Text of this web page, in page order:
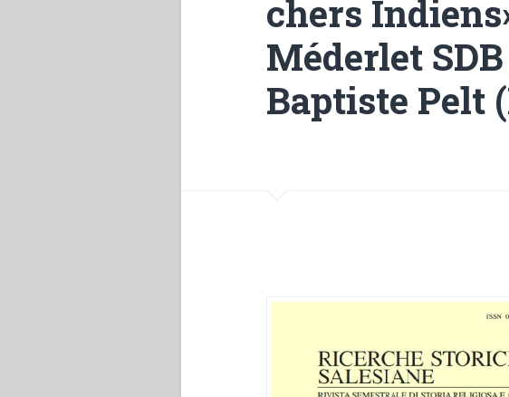
chers
Méderlet
Baptiste Pelt